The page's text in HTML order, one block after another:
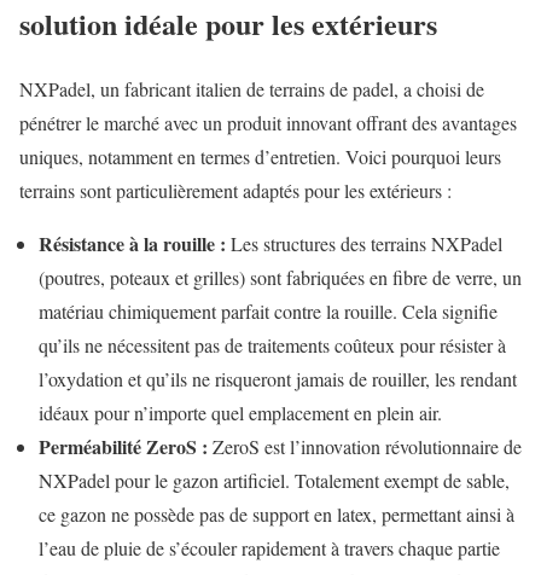
solution idéale pour les extérieurs
NXPadel, un fabricant italien de terrains de padel, a choisi de
pénétrer le marché avec un produit innovant offrant des avantages
uniques, notamment en termes d’entretien. Voici pourquoi leurs
terrains sont particulièrement adaptés pour les extérieurs :
Résistance à la rouille : Les structures des terrains NXPadel
(poutres, poteaux et grilles) sont fabriquées en fibre de verre, un
matériau chimiquement parfait contre la rouille. Cela signifie
qu’ils ne nécessitent pas de traitements coûteux pour résister à
l’oxydation et qu’ils ne risqueront jamais de rouiller, les rendant
idéaux pour n’importe quel emplacement en plein air.
Perméabilité ZeroS : ZeroS est l’innovation révolutionnaire de
NXPadel pour le gazon artificiel. Totalement exempt de sable,
ce gazon ne possède pas de support en latex, permettant ainsi à
l’eau de pluie de s’écouler rapidement à travers chaque partie